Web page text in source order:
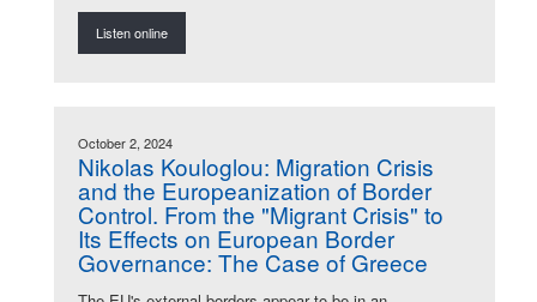
Listen online
October 2, 2024
Nikolas Kouloglou: Migration Crisis
and the Europeanization of Border
Control. From the "Migrant Crisis" to
Its Effects on European Border
Governance: The Case of Greece